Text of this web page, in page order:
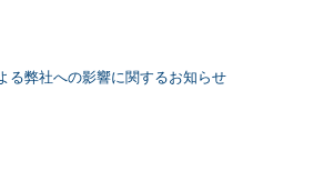
る弊社への影響に関するお知らせ